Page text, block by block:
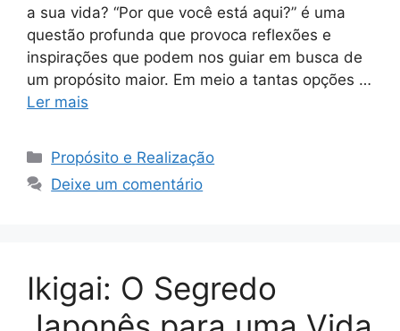
a sua vida? “Por que você está aqui?” é uma
questão profunda que provoca reflexões e
inspirações que podem nos guiar em busca de
um propósito maior. Em meio a tantas opções …
Ler mais
Categorias
Propósito e Realização
Deixe um comentário
Ikigai: O Segredo